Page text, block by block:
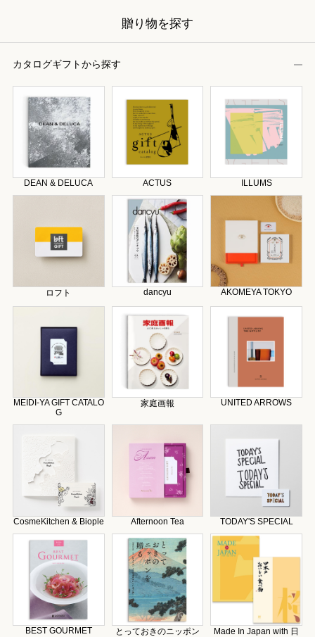
贈り物を探す
カタログギフトから探す
DEAN & DELUCA ACTUS ILLUMS
ロフト dancyu AKOMEYA TOKYO
MEIDI-YA GIFT CATALO
G
家庭画報 UNITED ARROWS
CosmeKitchen & Biople Afternoon Tea TODAY'S SPECIAL
BEST GOURMET
とっておきのニッポン
Made In Japan with 日